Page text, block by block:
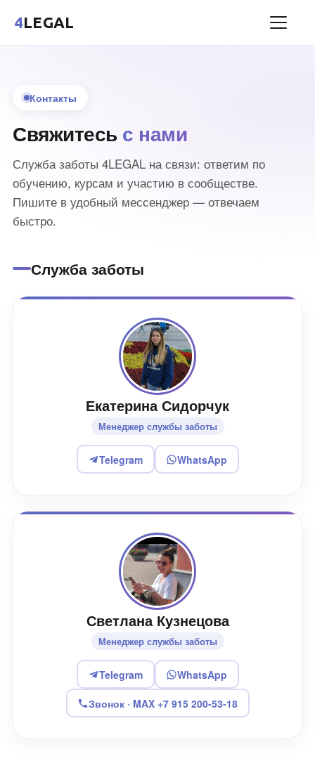
4LEGAL
Контакты
Свяжитесь с нами
Служба заботы 4LEGAL на связи: ответим по
обучению, курсам и участию в сообществе.
Пишите в удобный мессенджер — отвечаем
быстро.
Служба заботы
Екатерина Сидорчук
Менеджер службы заботы
Telegram WhatsApp
Светлана Кузнецова
Менеджер службы заботы
Telegram WhatsApp
Звонок · MAX +7 915 200-53-18